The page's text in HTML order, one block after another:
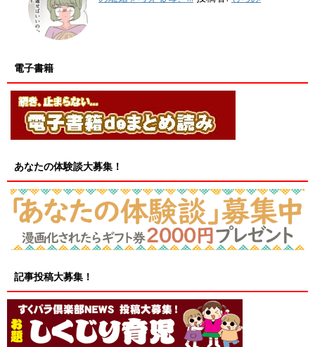
電子書籍
あなたの体験談大募集！
記事投稿大募集！